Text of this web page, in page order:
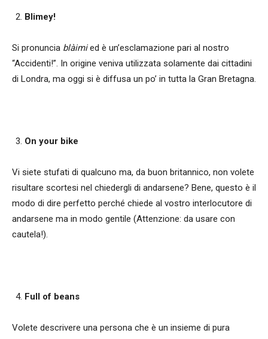
Blimey!
Si pronuncia blàimied è un’esclamazione pari al nostro
“Accidenti!”. In origine veniva utilizzata solamente dai cittadini
di Londra, ma oggi si è diffusa un po’ in tutta la Gran Bretagna.
On your bike
Vi siete stufati di qualcuno ma, da buon britannico, non volete
risultare scortesi nel chiedergli di andarsene? Bene, questo è il
modo di dire perfetto perché chiede al vostro interlocutore di
andarsene ma in modo gentile (Attenzione: da usare con
cautela!).
Full of beans
Volete descrivere una persona che è un insieme di pura